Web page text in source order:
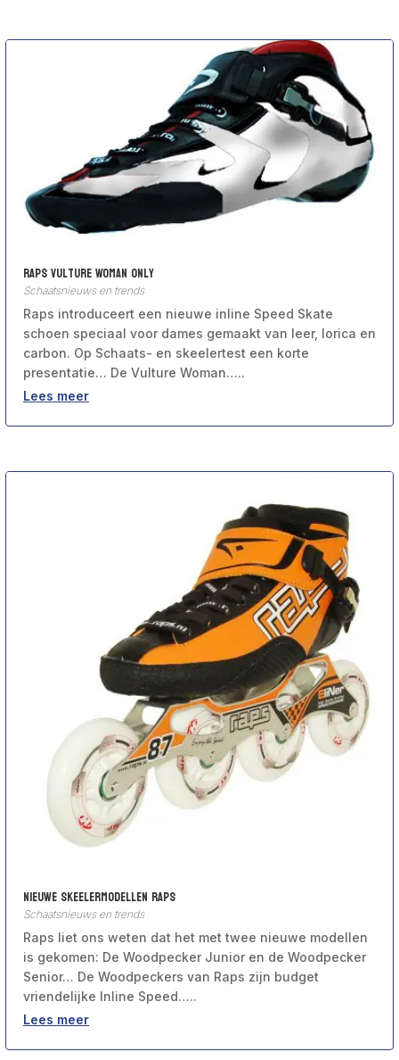
Raps Vulture Woman Only
Schaatsnieuws en trends
Raps introduceert een nieuwe inline Speed Skate
schoen speciaal voor dames gemaakt van leer, lorica en
carbon. Op Schaats- en skeelertest een korte
presentatie… De Vulture Woman…..
Lees meer
Nieuwe skeelermodellen Raps
Schaatsnieuws en trends
Raps liet ons weten dat het met twee nieuwe modellen
is gekomen: De Woodpecker Junior en de Woodpecker
Senior… De Woodpeckers van Raps zijn budget
vriendelijke Inline Speed…..
Lees meer